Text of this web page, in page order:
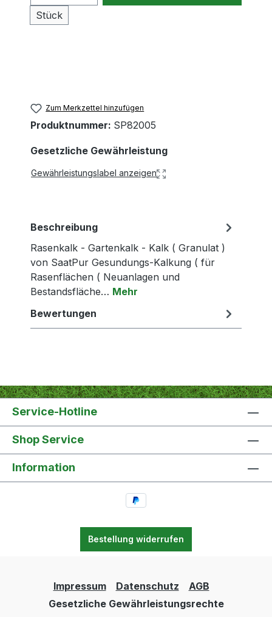
Stück
Zum Merkzettel hinzufügen
Produktnummer: SP82005
Gesetzliche Gewährleistung
Gewährleistungslabel anzeigen
Beschreibung
Rasenkalk - Gartenkalk - Kalk ( Granulat )
von SaatPur Gesundungs-Kalkung ( für
Rasenflächen ( Neuanlagen und
Bestandsfläche… Mehr
Bewertungen
Service-Hotline
Shop Service
Information
Bestellung widerrufen
Impressum Datenschutz
AGB
Gesetzliche Gewährleistungsrechte